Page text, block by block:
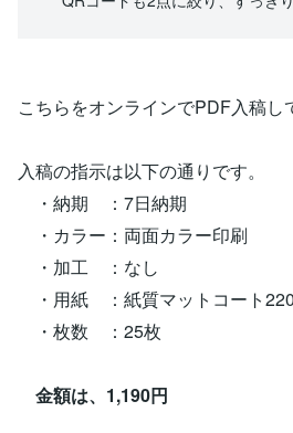
こちらをオンラインでPDF入稿し
入稿の指示は以下の通りです。
・納期 ：7日納期
・カラー：両面カラー印刷
・加工 ：なし
・用紙 ：紙質マットコート
・枚数 ：25枚
金額は、1,190円